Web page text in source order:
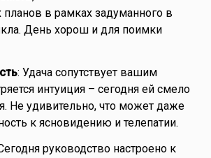
в рамках задуманного в
День хорош и для поимки
: Удача сопутствует вашим
интуиция – сегодня ей смело
Не удивительно, что может даже
к ясновидению и телепатии.
руководство настроено к